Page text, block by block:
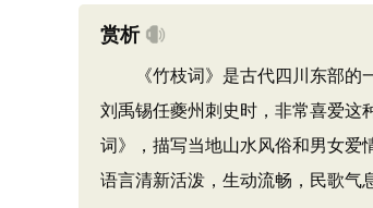
赏析
《竹枝词》是古代四川东部的一
刘禹锡任夔州刺史时，非常喜爱这
词》，描写当地山水风俗和男女爱
语言清新活泼，生动流畅，民歌气